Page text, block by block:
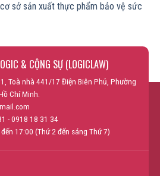
sở sản xuất thực phẩm bảo vệ sức
& CỘNG SỰ (LOGICLAW)
Toà nhà 441/17 Điện Biên Phủ, Phường
Chí Minh.
- 0918 18 31 34
17:00 (Thứ 2 đến sáng Thứ 7)